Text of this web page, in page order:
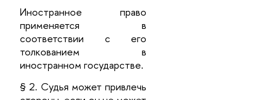
Иностранное право
применяется в
соответствии с его
толкованием в
иностранном государстве.
§ 2. Судья может привлечь